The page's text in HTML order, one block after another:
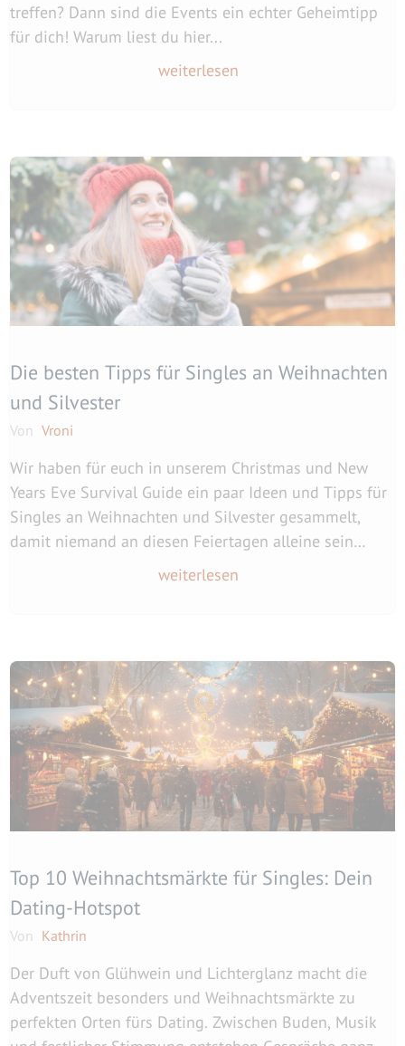
treffen? Dann sind die Events ein echter Geheimtipp
für dich! Warum liest du hier...
weiterlesen
Die besten Tipps für Singles an Weihnachten
und Silvester
Von Vroni
Wir haben für euch in unserem Christmas und New
Years Eve Survival Guide ein paar Ideen und Tipps für
Singles an Weihnachten und Silvester gesammelt,
damit niemand an diesen Feiertagen alleine sein
weiterlesen
Top 10 Weihnachtsmärkte für Singles: Dein
Dating-Hotspot
Von Kathrin
Der Duft von Glühwein und Lichterglanz macht die
Adventszeit besonders und Weihnachtsmärkte zu
perfekten Orten fürs Dating. Zwischen Buden, Musik